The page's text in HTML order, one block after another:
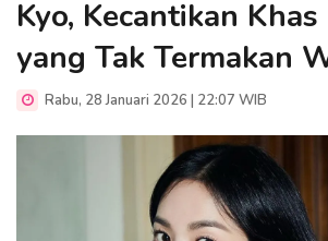
Kyo, Kecantikan Khas
yang Tak Termakan
Rabu, 28 Januari 2026 | 22:07 WIB